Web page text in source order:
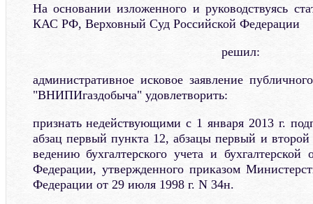
На основании изложенного и руководствуясь
КАС РФ, Верховный Суд Российской Федерации
решил:
административное исковое заявление
"ВНИПИгаздобыча" удовлетворить:
признать недействующими с 1 января 2013 г.
абзац первый пункта 12, абзацы первый и
ведению бухгалтерского учета и бухгалтерской
Федерации, утвержденного приказом
Федерации от 29 июля 1998 г. N 34н.